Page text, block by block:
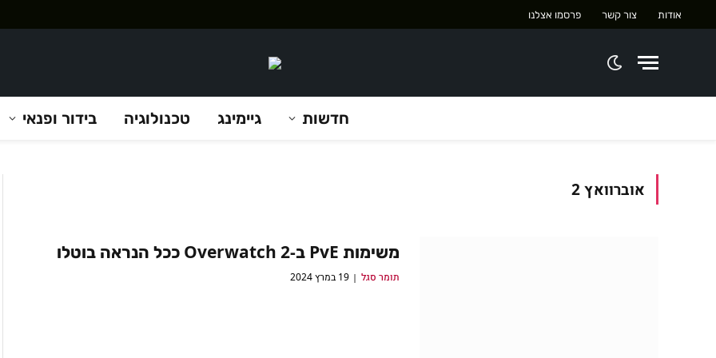
אודות צור קשר פרסמו אצלנו
חדשות גיימינג טכנולוגיה בידור ופנאי
אוברוואץ 2
משימות PvE ב-Overwatch 2 ככל הנראה בוטלו
תומר סגל 19 במרץ 2024